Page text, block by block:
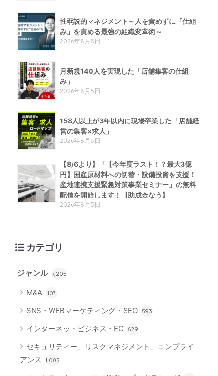
性弱説的​マネジメント​～人を責めずに「仕組
み」を責める​最強の組織変革術​～
2026年8月8日
月新規140人を実現した「店舗集客の仕組
み」
2026年8月5日
158人以上が3年以内に現場卒業した「店舗経
営の集客×求人」
2026年8月5日
【8/6より】「【今年度ラスト！？最大3億
円】国産原材料への切替・設備投資を支援！
産地連携支援緊急対策事業セミナー」の無料
配信を開始します！【助成金なう】
2026年8月5日
カテゴリ
ジャンル 7,205
M&A 107
SNS・WEBマーケティング・SEO 593
インターネットビジネス・EC 629
セキュリティー、リスクマネジメント、コンプライ
アンス 1,005